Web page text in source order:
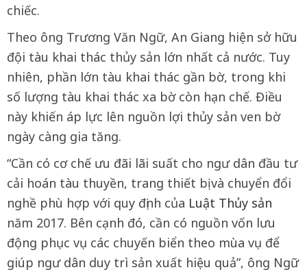
chiếc.
Theo ông Trương Văn Ngữ, An Giang hiện sở hữu
đội tàu khai thác thủy sản lớn nhất cả nước. Tuy
nhiên, phần lớn tàu khai thác gần bờ, trong khi
số lượng tàu khai thác xa bờ còn hạn chế. Điều
này khiến áp lực lên nguồn lợi thủy sản ven bờ
ngày càng gia tăng.
“Cần có cơ chế ưu đãi lãi suất cho ngư dân đầu tư
cải hoán tàu thuyền, trang thiết bị và chuyển đổi
nghề phù hợp với quy định của Luật Thủy sản
năm 2017. Bên cạnh đó, cần có nguồn vốn lưu
động phục vụ các chuyến biển theo mùa vụ để
giúp ngư dân duy trì sản xuất hiệu quả”, ông Ngữ